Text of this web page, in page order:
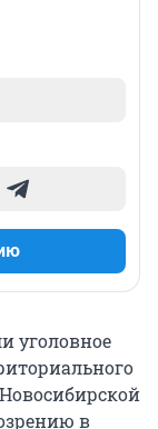
уголовное
в